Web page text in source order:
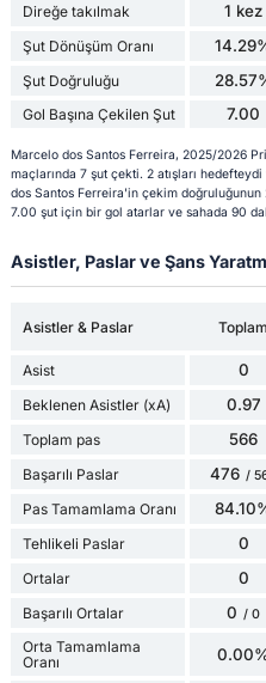
Direğe takılmak 1 kez
Şut Dönüşüm Oranı
Şut Doğruluğu
Gol Başına Çekilen Şut 7.00
Marcelo dos Santos Ferreira, 2025/2026
maçlarında 7 şut çekti. 2 atışları
dos Santos Ferreira'in çekim doğruluğunun
7.00 şut için bir gol atarlar ve sahada 90
Asistler, Paslar ve Şans
Asistler & Paslar Toplam
Asist 0
Beklenen Asistler (xA) 0.97
Toplam pas 566
Başarılı Paslar 476 /
Pas Tamamlama Oranı
Tehlikeli Paslar 0
Ortalar 0
Başarılı Ortalar 0 / 0
Orta Tamamlama
Oranı